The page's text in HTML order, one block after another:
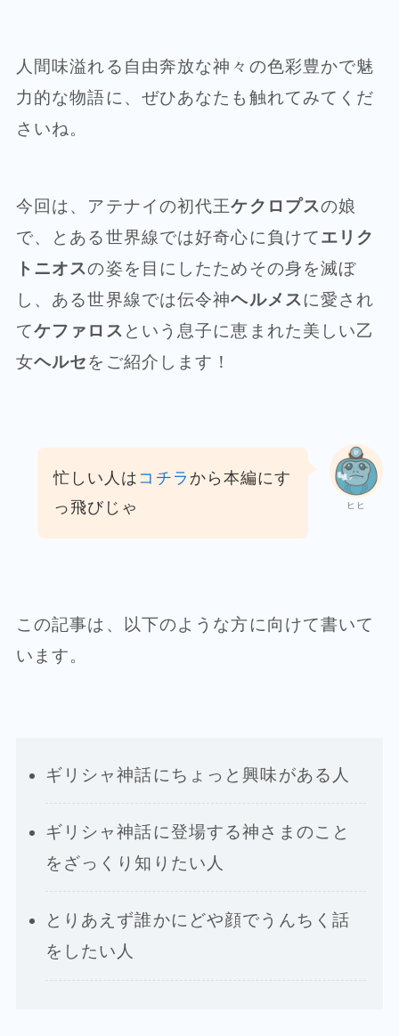
人間味溢れる自由奔放な神々の色彩豊かで魅
力的な物語に、ぜひあなたも触れてみてくだ
さいね。
今回は、アテナイの初代王ケクロプスの娘
で、とある世界線では好奇心に負けてエリク
トニオスの姿を目にしたためその身を滅ぼ
し、ある世界線では伝令神ヘルメス に愛され
てケファロス という息子に恵まれた美しい乙
女ヘルセをご紹介します！
ヒヒ
忙しい人は コチラ から本編にす
っ飛びじゃ
この記事は、以下のような方に向けて書いて
います。
ギリシャ神話にちょっと興味がある人
ギリシャ神話に登場する神さまのこと
をざっくり知りたい人
とりあえず誰かにどや顔でうんちく話
をしたい人